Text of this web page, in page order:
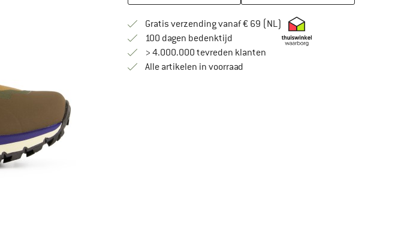
Gratis verzending vanaf € 69 (NL) Vind hier de
100 dagen bedenktijdVind de betalingsinformatie hier! Opent in
> 4.000.000 tevreden klanten
Alle artikelen in voorraad